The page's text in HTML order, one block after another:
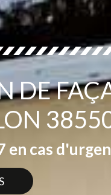
DE
en cas